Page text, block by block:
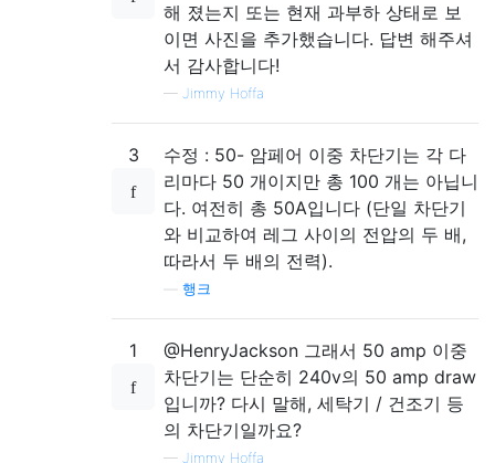
해 졌는지 또는 현재 과부하 상태로 보
이면 사진을 추가했습니다. 답변 해주셔
서 감사합니다!
— Jimmy Hoffa
3
수정 : 50- 암페어 이중 차단기는 각 다
리마다 50 개이지만 총 100 개는 아닙니
다. 여전히 총 ​​50A입니다 (단일 차단기
와 비교하여 레그 사이의 전압의 두 배,
따라서 두 배의 전력).
행크
1
@HenryJackson 그래서 50 amp 이중
차단기는 단순히 240v의 50 amp draw
입니까? 다시 말해, 세탁기 / 건조기 등
의 차단기일까요?
— Jimmy Hoffa